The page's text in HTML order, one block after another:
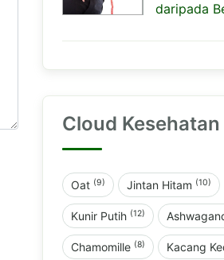
daripada
Cloud Kesehatan
Oat (9) Jintan Hitam (10)
Kunir Putih (12)
Chamomille (8) Kacang